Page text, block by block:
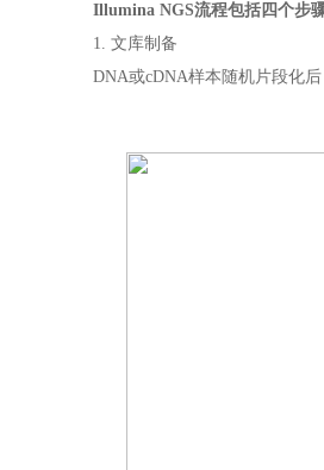
Illumina NGS流程包括四个步
1. 文库制备
DNA或cDNA样本随机片段化后